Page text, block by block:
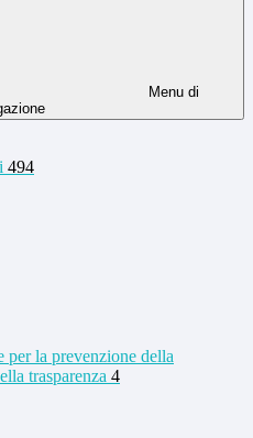
Menu di
494
per la prevenzione della
trasparenza 4